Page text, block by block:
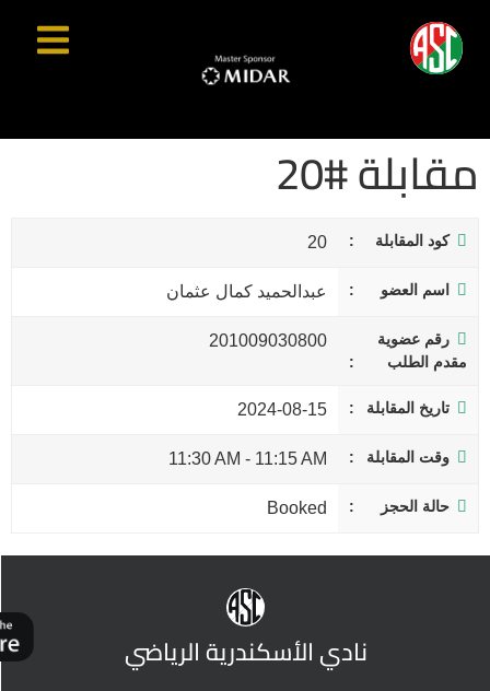
مقابلة #20
كود المقابلة 20
اسم العضو عبدالحميد كمال عثمان
رقم عضوية
مقدم الطلب
201009030800
تاريخ المقابلة 2024-08-15
وقت المقابلة 11:15 AM
-
11:30 AM
حالة الحجز Booked
نادي الأسكندرية الرياضي